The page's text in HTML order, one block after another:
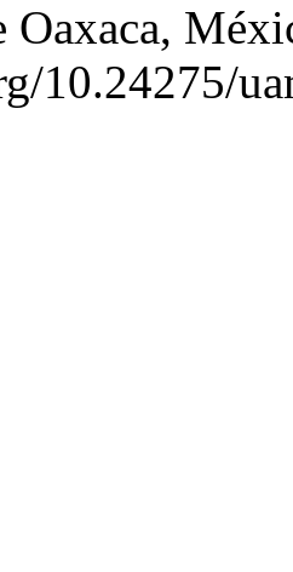
Oaxaca,
10.24275/